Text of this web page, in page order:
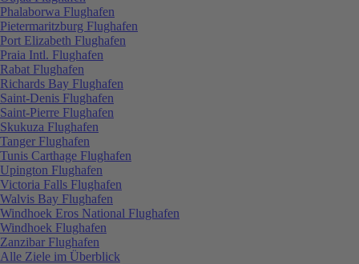
Phalaborwa Flughafen
Pietermaritzburg Flughafen
Port Elizabeth Flughafen
Praia Intl. Flughafen
Rabat Flughafen
Richards Bay Flughafen
Saint-Denis Flughafen
Saint-Pierre Flughafen
Skukuza Flughafen
Tanger Flughafen
Tunis Carthage Flughafen
Upington Flughafen
Victoria Falls Flughafen
Walvis Bay Flughafen
Windhoek Eros National Flughafen
Windhoek Flughafen
Zanzibar Flughafen
Alle Ziele im Überblick